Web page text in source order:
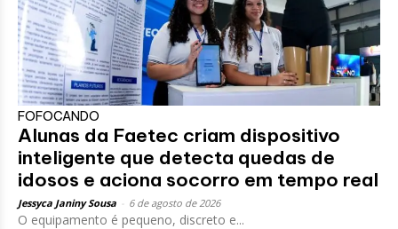
FOFOCANDO
Alunas da Faetec criam dispositivo
inteligente que detecta quedas de
idosos e aciona socorro em tempo real
Jessyca Janiny Sousa 6 de agosto de 2026
O equipamento é pequeno, discreto e...